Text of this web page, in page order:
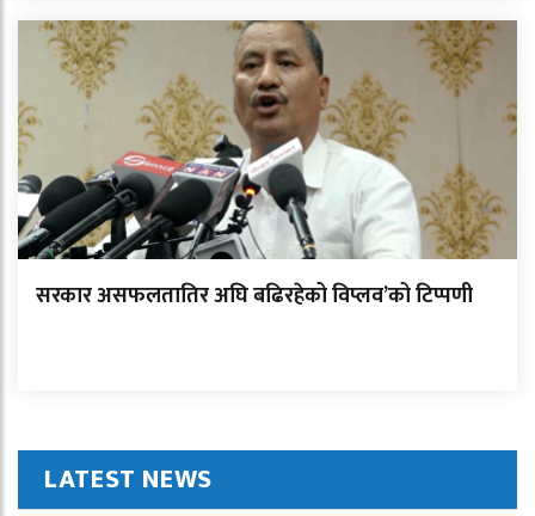
सरकार असफलतातिर अघि बढिरहेको विप्लव’को टिप्पणी
LATEST NEWS